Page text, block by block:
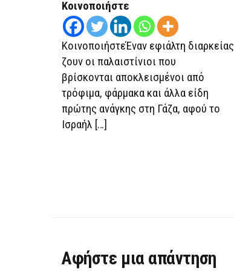
Κοινοποιήστε
ΚοινοποιήστεΈναν εφιάλτη διαρκείας
ζουν οι παλαιστίνιοι που
βρίσκονται αποκλεισμένοι από
τρόφιμα, φάρμακα και άλλα είδη
πρώτης ανάγκης στη Γάζα, αφού το
Ισραήλ […]
Αφήστε μια απάντηση